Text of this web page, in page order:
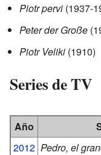
Piotr pervi (1937-
Peter der Große
Piotr Veliki (1910)
Series de TV
Año
2012 Pedro, el